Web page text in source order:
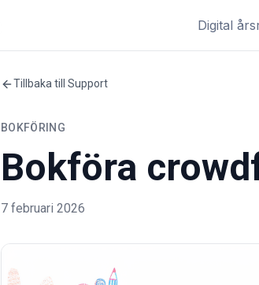
Digital
Tillbaka till Support
BOKFÖRING
Bokföra
7 februari 2026